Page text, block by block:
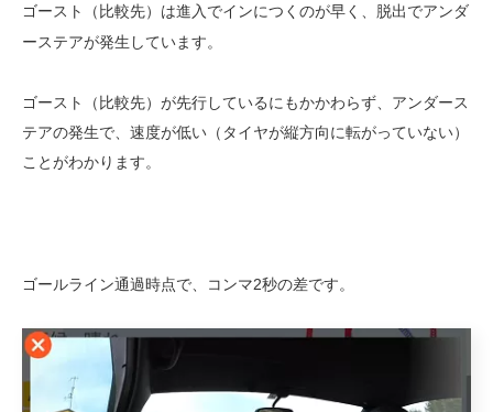
ゴースト（比較先）は進入でインにつくのが早く、脱出でアンダ
ーステアが発生しています。
ゴースト（比較先）が先行しているにもかかわらず、アンダース
テアの発生で、速度が低い（タイヤが縦方向に転がっていない）
ことがわかります。
ゴールライン通過時点で、コンマ2秒の差です。